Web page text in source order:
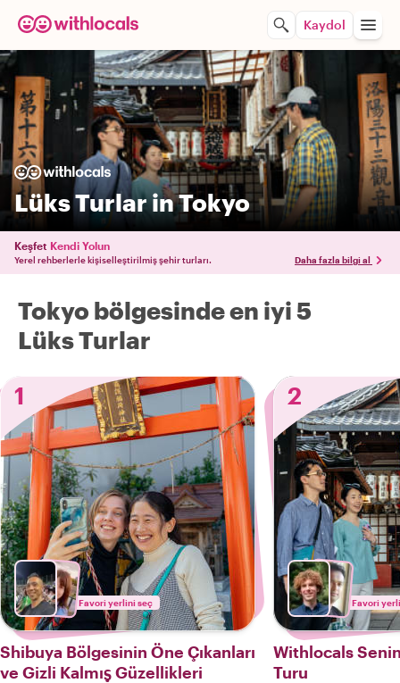
Kaydol
Lüks Turlar in Tokyo
Keşfet Kendi Yolun
Yerel rehberlerle kişiselleştirilmiş şehir turları. Daha fazla bilgi al
Tokyo bölgesinde en iyi 5
Lüks Turlar
1
Favori yerlini seç
Shibuya Bölgesinin Öne Çıkanları
ve Gizli Kalmış Güzellikleri
2
Favori
Withlocals
Turu